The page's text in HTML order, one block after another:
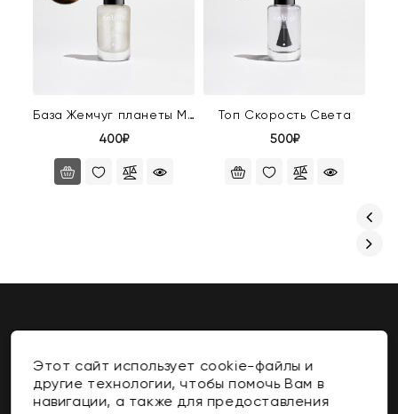
База Жемчуг планеты Мюл
400₽
Топ Скорость Света
500₽
Этот сайт использует cookie-файлы и
другие технологии, чтобы помочь Вам в
навигации, а также для предоставления
Контакты